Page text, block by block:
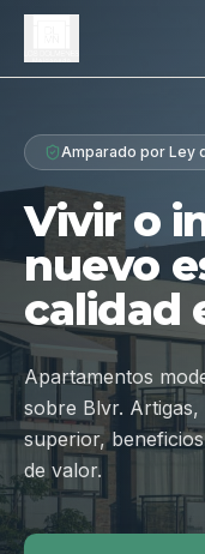
Proyecto
Diferenciales
Tipologías
Galería
Ubicación
Contacto
Amparado por Ley
Vivir o
nuevo
calidad
Apartamentos
sobre Blvr.
superior,
de valor.